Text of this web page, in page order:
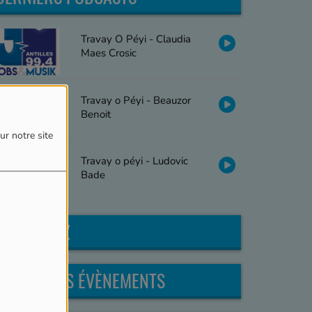
notre site
Travay O Péyi - Claudia
Maes Crosic
Travay o Péyi - Beauzor
Benoit
Travay o péyi - Ludovic
Bade
PARTICIPEZ
PROCHAINS ÉVÈNEMENTS